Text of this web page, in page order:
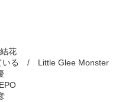
花
いる / Little Glee Monster